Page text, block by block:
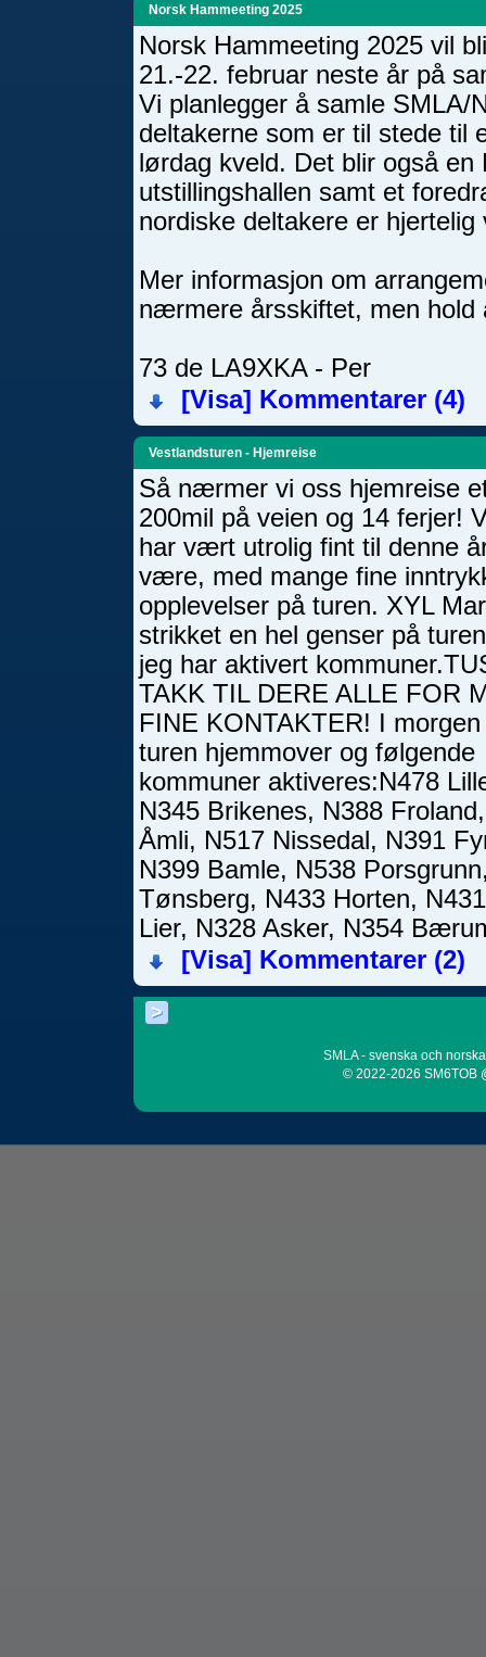
Norsk Hammeeting 2025
Norsk Hammeeting 2025 vil
21.-22. februar neste år på
Vi planlegger å samle SMLA/
deltakerne som er til stede til
lørdag kveld. Det blir også en
utstillingshallen samt et
nordiske deltakere er hjertelig
Mer informasjon om
nærmere årsskiftet, men hold
73 de LA9XKA - Per
[Visa]
Kommentarer (4)
Vestlandsturen - Hjemreise
Så nærmer vi oss hjemreise
200mil på veien og 14 ferjer!
har vært utrolig fint til denne
være, med mange fine
opplevelser på turen. XYL
strikket en hel genser på
jeg har aktivert
TAKK TIL DERE ALLE FOR
FINE KONTAKTER! I morgen
turen hjemmover og følgende
kommuner aktiveres:N478
N345 Brikenes, N388
Åmli, N517 Nissedal, N391
N399 Bamle, N538
Tønsberg, N433 Horten,
Lier, N328 Asker, N354
[Visa]
Kommentarer (2)
>
SMLA - svenska och
© 2022-2026 SM6TOB